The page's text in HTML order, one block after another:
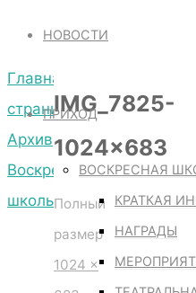
НОВОСТИ
ПРИХОД
ВОСКРЕСНАЯ
КРАТКАЯ
НАГРАДЫ
Главная
страница
Архив
Воскресной
школы
IMG_7825-
1024×683
IMG_7825-
1024×683
Полный
размер
1024 ×